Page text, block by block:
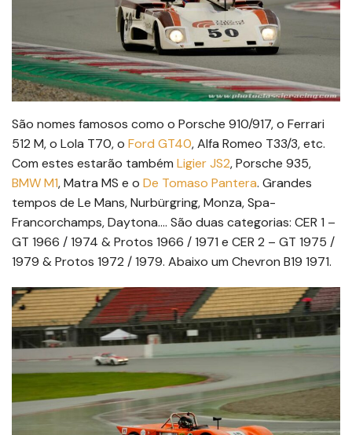
São nomes famosos como o Porsche 910/917, o Ferrari
512 M, o Lola T70, o Ford GT40, Alfa Romeo T33/3, etc.
Com estes estarão também Ligier JS2, Porsche 935,
BMW M1, Matra MS e o De Tomaso Pantera. Grandes
tempos de Le Mans, Nurbürgring, Monza, Spa-
Francorchamps, Daytona…. São duas categorias: CER 1 –
GT 1966 / 1974 & Protos 1966 / 1971 e CER 2 – GT 1975 /
1979 & Protos 1972 / 1979. Abaixo um Chevron B19 1971.